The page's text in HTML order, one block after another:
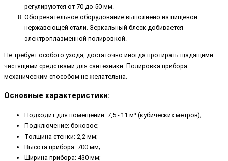
регулируются от 70 до 50 мм.
Обогревательное оборудование выполнено из пищевой
нержавеющей стали. Зеркальный блеск добивается
электроплазменной полировкой.
Не требует особого ухода, достаточно иногда протирать щадящими
чистящими средствами для сантехники. Полировка прибора
механическим способом не желательна.
Основные характеристики:
Подходит для помещений: 7,5 - 11 м³ (кубических метров);
Подключение: боковое;
Толщина стенки: 2,2 мм;
Высота прибора: 700 мм;
Ширина прибора: 430 мм;